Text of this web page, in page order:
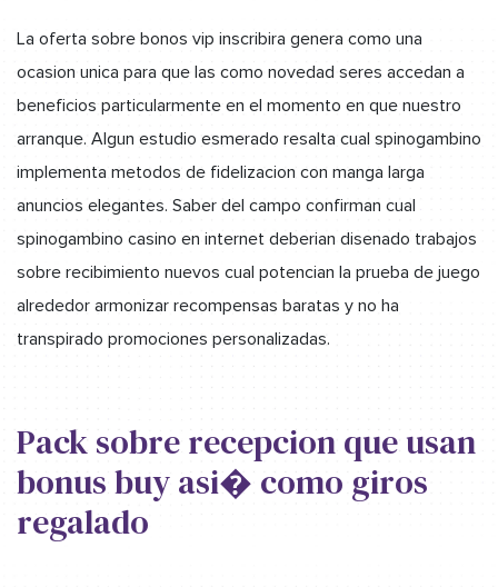
La oferta sobre bonos vip inscribira genera como una
ocasion unica para que las como novedad seres accedan a
beneficios particularmente en el momento en que nuestro
arranque. Algun estudio esmerado resalta cual spinogambino
implementa metodos de fidelizacion con manga larga
anuncios elegantes. Saber del campo confirman cual
spinogambino casino en internet deberian disenado trabajos
sobre recibimiento nuevos cual potencian la prueba de juego
alrededor armonizar recompensas baratas y no ha
transpirado promociones personalizadas.
Pack sobre recepcion que usan
bonus buy asi� como giros
regalado